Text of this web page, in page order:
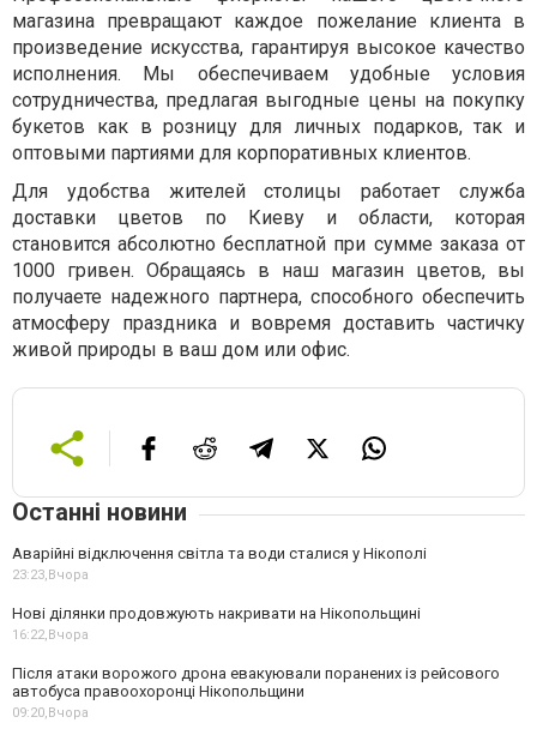
магазина превращают каждое пожелание клиента в
произведение искусства, гарантируя высокое качество
исполнения. Мы обеспечиваем удобные условия
сотрудничества, предлагая выгодные цены на покупку
букетов как в розницу для личных подарков, так и
оптовыми партиями для корпоративных клиентов.
Для удобства жителей столицы работает служба
доставки цветов по Киеву и области, которая
становится абсолютно бесплатной при сумме заказа от
1000 гривен. Обращаясь в наш магазин цветов, вы
получаете надежного партнера, способного обеспечить
атмосферу праздника и вовремя доставить частичку
живой природы в ваш дом или офис.
Останні новини
Аварійні відключення світла та води сталися у Нікополі
23:23, Вчора
Нові ділянки продовжують накривати на Нікопольщині
16:22, Вчора
Після атаки ворожого дрона евакуювали поранених із рейсового
автобуса правоохоронці Нікопольщини
09:20, Вчора